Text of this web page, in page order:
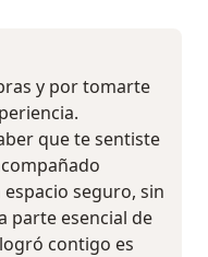
y por tomarte
que te sentiste
seguro, sin
parte esencial de
contigo es